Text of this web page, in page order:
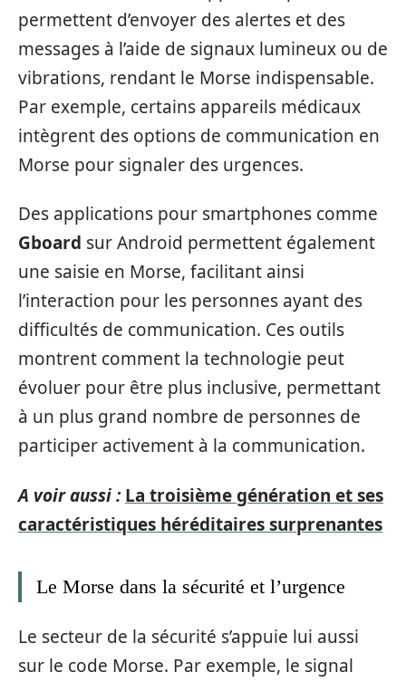
permettent d’envoyer des alertes et des
messages à l’aide de signaux lumineux ou de
vibrations, rendant le Morse indispensable.
Par exemple, certains appareils médicaux
intègrent des options de communication en
Morse pour signaler des urgences.
Des applications pour smartphones comme
Gboard sur Android permettent également
une saisie en Morse, facilitant ainsi
l’interaction pour les personnes ayant des
difficultés de communication. Ces outils
montrent comment la technologie peut
évoluer pour être plus inclusive, permettant
à un plus grand nombre de personnes de
participer activement à la communication.
A voir aussi : La troisième génération et ses
caractéristiques héréditaires surprenantes
Le Morse dans la sécurité et l’urgence
Le secteur de la sécurité s’appuie lui aussi
sur le code Morse. Par exemple, le signal